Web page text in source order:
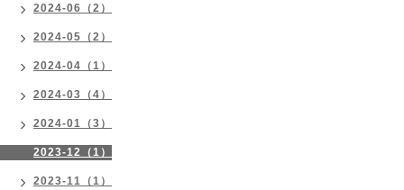
2024-06（2）
2024-05（2）
2024-04（1）
2024-03（4）
2024-01（3）
2023-12（1）
2023-11（1）